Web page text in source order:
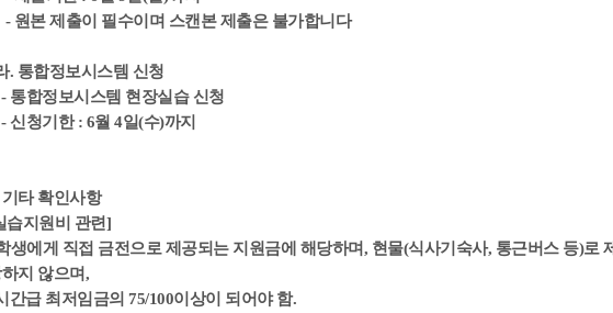
원본 제출이 필수이며 스캔본 제출은 불가합니다
. 통합정보시스템 신청
통합정보시스템 현장실습 신청
신청기한 : 6월 4일(수)까지
기타 확인사항
습지원비 관련]
생에게 직접 금전으로 제공되는 지원금에 해당하며, 현물(식사기숙사, 통근버스 등)로
지 않으며,
간급 최저임금의 75/100이상이 되어야 함.